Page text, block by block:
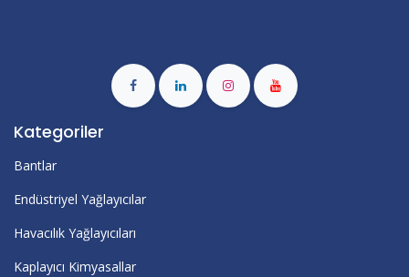
Kategoriler
Bantlar
Endüstriyel Yağlayıcılar
Havacılık Yağlayıcıları
Kaplayıcı Kimyasallar